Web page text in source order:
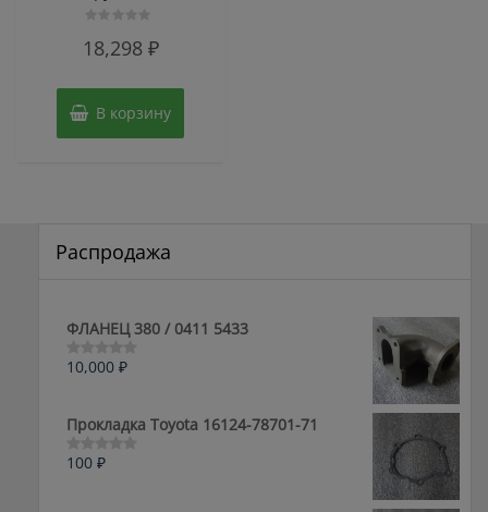
018,298 ₽
В корзину
Распродажа
ФЛАНЕЦ 380 / 0411 5433
Оценка
5
10,000 ₽
Прокладка Toyota 16124-78701-71
Оценка
100 ₽